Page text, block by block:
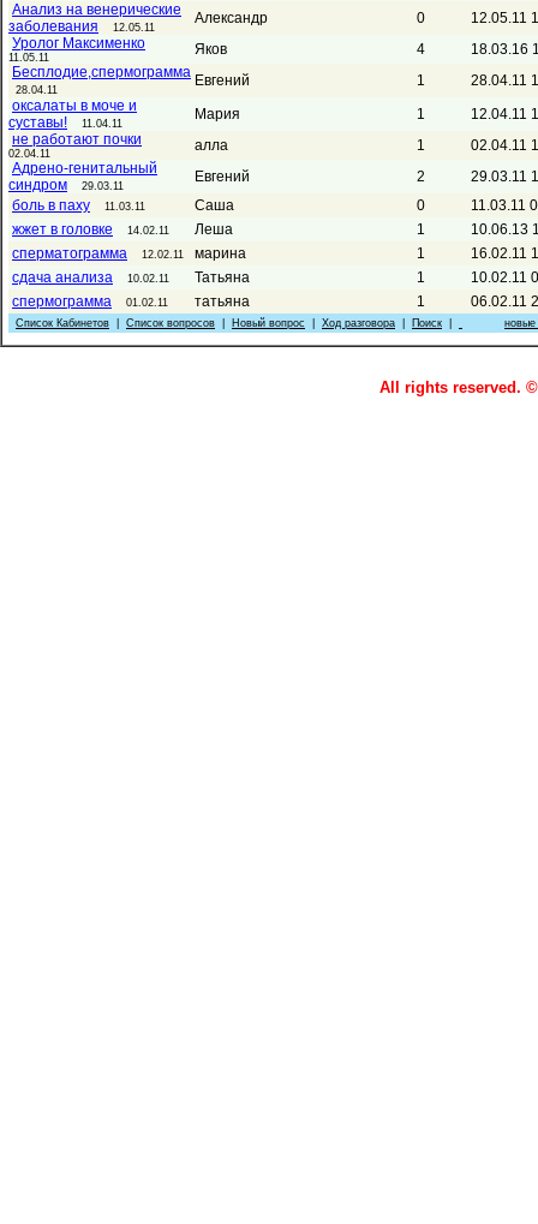
Анализ на венерические
заболевания
12.05.11
Александр 0
12.05.11
Уролог Максименко
11.05.11 Яков 4
18.03.16
Бесплодие,спермограмма
28.04.11
Евгений 1
28.04.11
оксалаты в моче и
суставы!
11.04.11
Мария 1
12.04.11
не работают почки
02.04.11 алла 1
02.04.11
Адрено-генитальный
синдром
29.03.11
Евгений 2
29.03.11
боль в паху
11.03.11 Саша 0
11.03.11
жжет в головке
14.02.11 Леша 1
10.06.13
сперматограмма
12.02.11 марина 1
16.02.11
сдача анализа
10.02.11 Татьяна 1
10.02.11
спермограмма
01.02.11 татьяна 1 06.02.11
Список Кабинетов Список вопросов Новый вопрос Ход разговора Поиск новые
All rights reserved. ©